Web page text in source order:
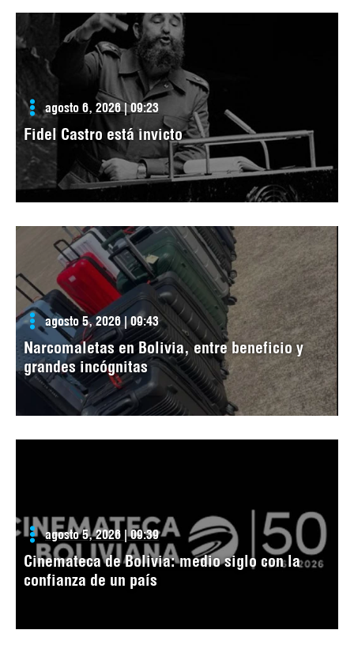
agosto 6, 2026 | 09:23
Fidel Castro está invicto
agosto 5, 2026 | 09:43
Narcomaletas en Bolivia, entre beneficio y
grandes incógnitas
agosto 5, 2026 | 09:39
Cinemateca de Bolivia: medio siglo con la
confianza de un país